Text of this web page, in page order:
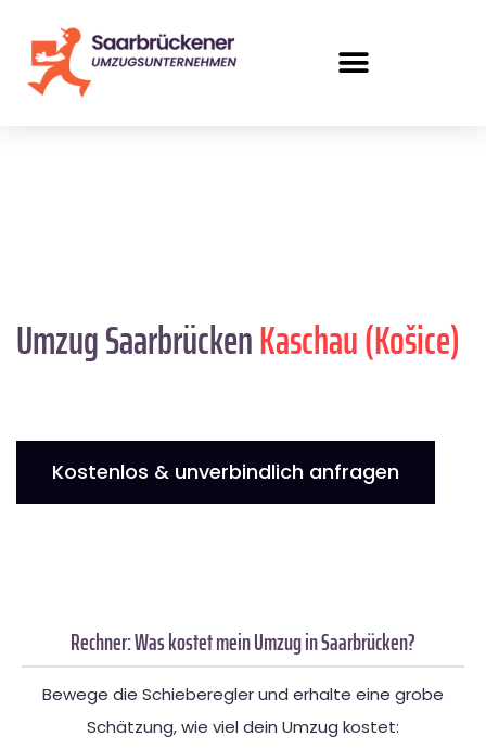
Umzug SaarbrückenKaschau (Košice)
Kostenlos & unverbindlich anfragen
Rechner: Was kostet mein Umzug in Saarbrücken?
Bewege die Schieberegler und erhalte eine grobe
Schätzung, wie viel dein Umzug kostet: